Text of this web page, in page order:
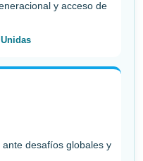
y acceso de
desafíos globales y